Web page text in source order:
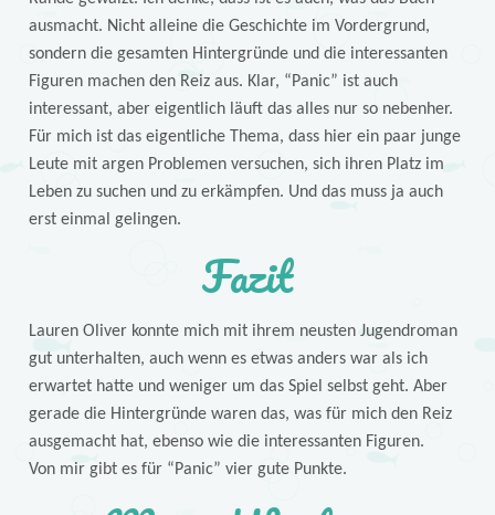
ausmacht. Nicht alleine die Geschichte im Vordergrund,
sondern die gesamten Hintergründe und die interessanten
Figuren machen den Reiz aus. Klar, “Panic” ist auch
interessant, aber eigentlich läuft das alles nur so nebenher.
Für mich ist das eigentliche Thema, dass hier ein paar junge
Leute mit argen Problemen versuchen, sich ihren Platz im
Leben zu suchen und zu erkämpfen. Und das muss ja auch
erst einmal gelingen.
Fazit
Lauren Oliver konnte mich mit ihrem neusten Jugendroman
gut unterhalten, auch wenn es etwas anders war als ich
erwartet hatte und weniger um das Spiel selbst geht. Aber
gerade die Hintergründe waren das, was für mich den Reiz
ausgemacht hat, ebenso wie die interessanten Figuren.
Von mir gibt es für “Panic” vier gute Punkte.